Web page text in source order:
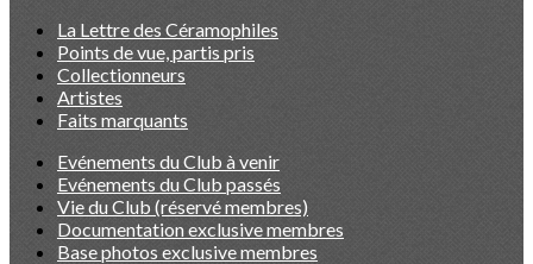
La Lettre des Céramophiles
Points de vue, partis pris
Collectionneurs
Artistes
Faits marquants
Evénements du Club à venir
Evénements du Club passés
Vie du Club (réservé membres)
Documentation exclusive membres
Base photos exclusive membres